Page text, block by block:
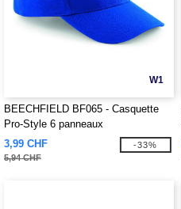
W1
BEECHFIELD BF065 - Casquette
Pro-Style 6 panneaux
3,99 CHF
5,94 CHF
-33%